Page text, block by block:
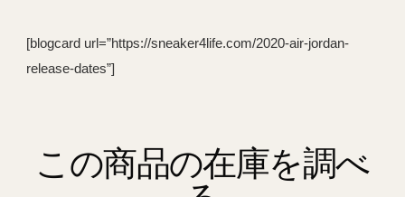
[blogcard url=”https://sneaker4life.com/2020-air-jordan-
release-dates”]
この商品の在庫を調べ